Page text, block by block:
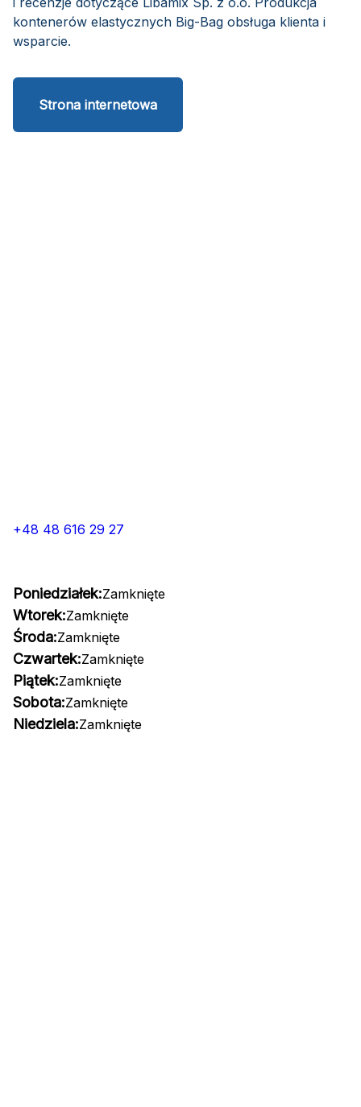
kontenerów elastycznych Big-Bag obsługa klienta i
wsparcie.
Strona internetowa
+48 48 616 29 27
Poniedziałek:Zamknięte
Wtorek:Zamknięte
Środa:Zamknięte
Czwartek:Zamknięte
Piątek:Zamknięte
Sobota:Zamknięte
Niedziela:Zamknięte